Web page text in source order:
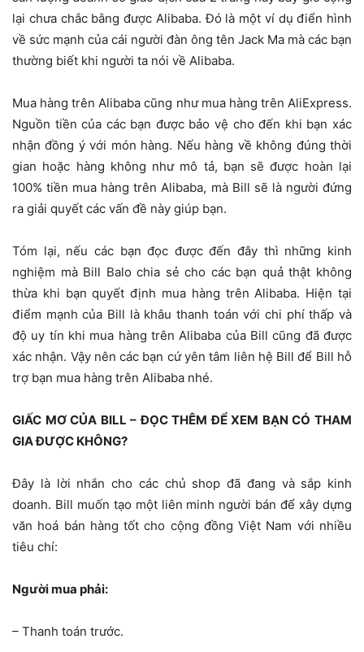
lại chưa chắc bằng được Alibaba. Đó là một ví dụ điển hình
về sức mạnh của cái người đàn ông tên Jack Ma mà các bạn
thường biết khi người ta nói về Alibaba.
Mua hàng trên Alibaba cũng như mua hàng trên AliExpress.
Nguồn tiền của các bạn được bảo vệ cho đến khi bạn xác
nhận đồng ý với món hàng. Nếu hàng về không đúng thời
gian hoặc hàng không như mô tả, bạn sẽ được hoàn lại
100% tiền mua hàng trên Alibaba, mà Bill sẽ là người đứng
ra giải quyết các vấn đề này giúp bạn.
Tóm lại, nếu các bạn đọc được đến đây thì những kinh
nghiệm mà Bill Balo chia sẻ cho các bạn quả thật không
thừa khi bạn quyết định mua hàng trên Alibaba. Hiện tại
điểm mạnh của Bill là khâu thanh toán với chi phí thấp và
độ uy tín khi mua hàng trên Alibaba của Bill cũng đã được
xác nhận. Vậy nên các bạn cứ yên tâm liên hệ Bill để Bill hỗ
trợ bạn mua hàng trên Alibaba nhé.
GIẤC MƠ CỦA BILL – ĐỌC THÊM ĐỂ XEM BẠN CÓ THAM
GIA ĐƯỢC KHÔNG?
Đây là lời nhắn cho các chủ shop đã đang và sắp kinh
doanh. Bill muốn tạo một liên minh người bán để xây dựng
văn hoá bán hàng tốt cho cộng đồng Việt Nam với nhiều
tiêu chí:
Người mua phải:
– Thanh toán trước.